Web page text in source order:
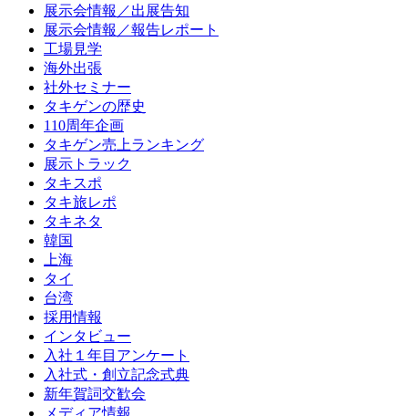
展示会情報／出展告知
展示会情報／報告レポート
工場見学
海外出張
社外セミナー
タキゲンの歴史
110周年企画
タキゲン売上ランキング
展示トラック
タキスポ
タキ旅レポ
タキネタ
韓国
上海
タイ
台湾
採用情報
インタビュー
入社１年目アンケート
入社式・創立記念式典
新年賀詞交歓会
メディア情報